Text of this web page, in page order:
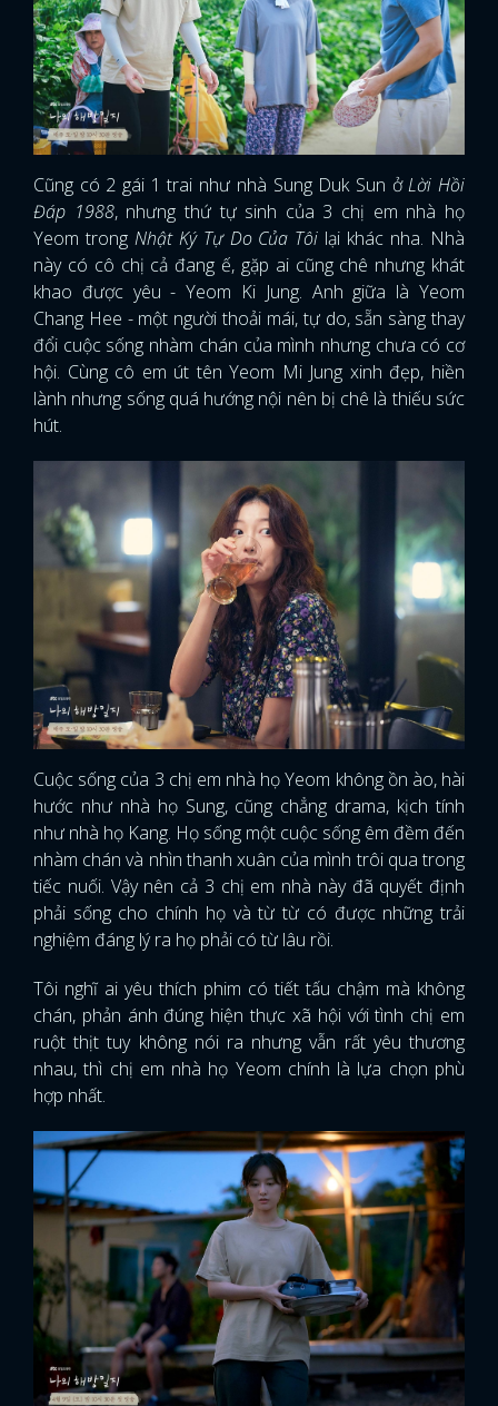
Cũng có 2 gái 1 trai như nhà Sung Duk Sun ởLời Hồi
Đáp 1988, nhưng thứ tự sinh của 3 chị em nhà họ
Yeom trong Nhật Ký Tự Do Của Tôi lại khác nha. Nhà
này có cô chị cả đang ế, gặp ai cũng chê nhưng khát
khao được yêu - Yeom Ki Jung. Anh giữa là Yeom
Chang Hee - một người thoải mái, tự do, sẵn sàng thay
đổi cuộc sống nhàm chán của mình nhưng chưa có cơ
hội. Cùng cô em út tên Yeom Mi Jung xinh đẹp, hiền
lành nhưng sống quá hướng nội nên bị chê là thiếu sức
hút.
Cuộc sống của 3 chị em nhà họ Yeom không ồn ào, hài
hước như nhà họ Sung, cũng chẳng drama, kịch tính
như nhà họ Kang. Họ sống một cuộc sống êm đềm đến
nhàm chán và nhìn thanh xuân của mình trôi qua trong
tiếc nuối. Vậy nên cả 3 chị em nhà này đã quyết định
phải sống cho chính họ và từ từ có được những trải
nghiệm đáng lý ra họ phải có từ lâu rồi.
Tôi nghĩ ai yêu thích phim có tiết tấu chậm mà không
chán, phản ánh đúng hiện thực xã hội với tình chị em
ruột thịt tuy không nói ra nhưng vẫn rất yêu thương
nhau, thì chị em nhà họ Yeom chính là lựa chọn phù
hợp nhất.